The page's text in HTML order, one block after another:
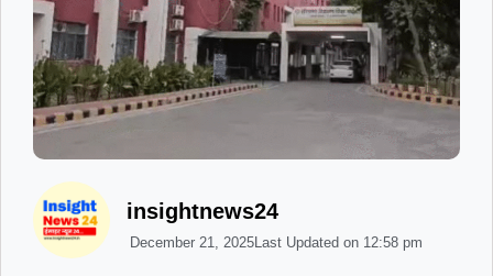
insightnews24
December 21, 2025Last Updated on 12:58 pm